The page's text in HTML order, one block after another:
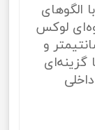
الگوهای
لوکس
با ابعاد 60 × 120 سانتیمتر و
گزینه‌ای